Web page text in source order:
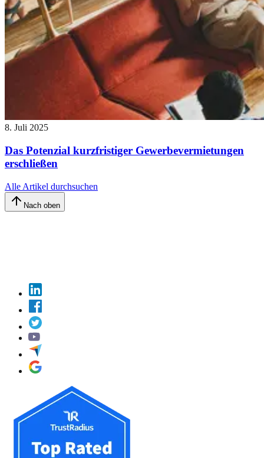
8. Juli 2025
Das Potenzial kurzfristiger Gewerbevermietungen
erschließen
Alle Artikel durchsuchen
Nach oben